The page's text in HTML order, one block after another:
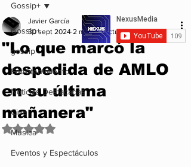
Gossip+
gossip
Entretenimiento
Noticias Destacadas
Cine
Musica
Eventos y Espectáculos
Gossip+
"Lo que marcó la
despedida de AMLO
en su última
mañanera"
Javier García
30 sept 2024 2 min de lectura
Obtuvo NaN de 5 estrellas.